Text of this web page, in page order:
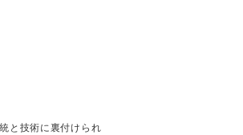
と技術に裏付けられ